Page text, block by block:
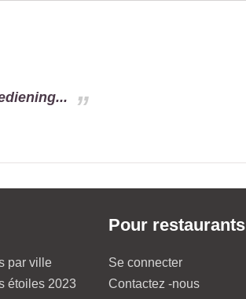
par ville
étoiles 2023
Pour restaurants
Se connecter
Contactez -nous